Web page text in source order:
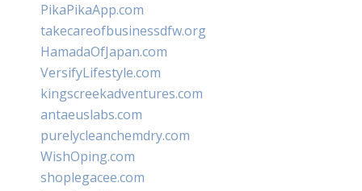
PikaPikaApp.com
takecareofbusinessdfw.org
HamadaOfJapan.com
VersifyLifestyle.com
kingscreekadventures.com
antaeuslabs.com
purelycleanchemdry.com
WishOping.com
shoplegacee.com